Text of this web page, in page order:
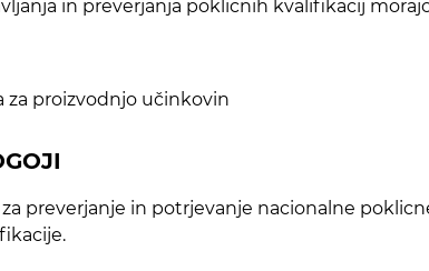
in preverjanja poklicnih kvalifikacij
za proizvodnjo učinkovin
za preverjanje in potrjevanje nacionalne